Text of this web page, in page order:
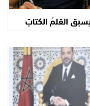
القلمُ الكتابَ